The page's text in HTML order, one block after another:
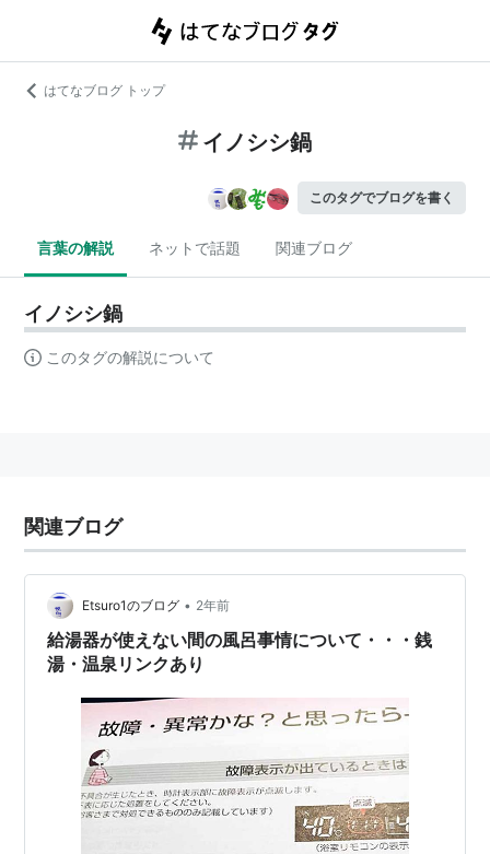
はてなブログ トップ
イノシシ鍋
このタグでブログを書く
言葉の解説 ネットで話題 関連ブログ
イノシシ鍋
このタグの解説について
関連ブログ
Etsuro1のブログ • 2年前
給湯器が使えない間の風呂事情について・・・銭
湯・温泉リンクあり